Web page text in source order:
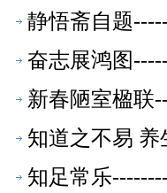
静悟斋自题
奋志展鸿图
新春陋室楹联
知道之不易
知足常乐